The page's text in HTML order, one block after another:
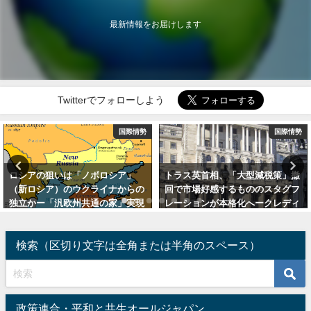
最新情報をお届けします
Twitterでフォローしよう
国際情勢
トラス英首相、「大型減税策」撤
回で市場好感するもののスタグフ
レーションが本格化へークレディ
国際情勢
文明大転換期の2024年、11月の米
大統領選が最大のヤマ場ートラン
プ氏の重要課題は保守系キリスト
検索（区切り文字は全角または半角のスペース）
政策連合・平和と共生オールジャパン